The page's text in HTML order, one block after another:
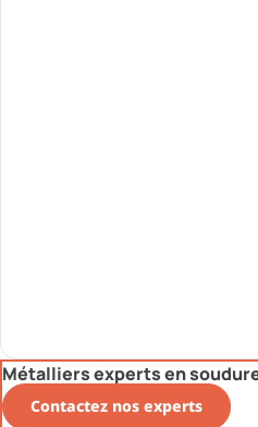
Métalliers experts en
Contactez nos experts